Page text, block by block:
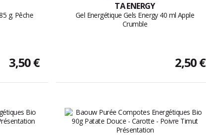
g. Pêche
3,50 €
TA ENERGY
Gel Energétique Gels Energy 40 ml Apple
Crumble
2,50 €